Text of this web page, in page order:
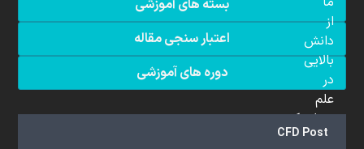
بسته های آموزشی
اعتبار سنجی مقاله
دوره های آموزشی
CFD Post
از
دانش
بالایی
در
علم
دینامیک
سیالات